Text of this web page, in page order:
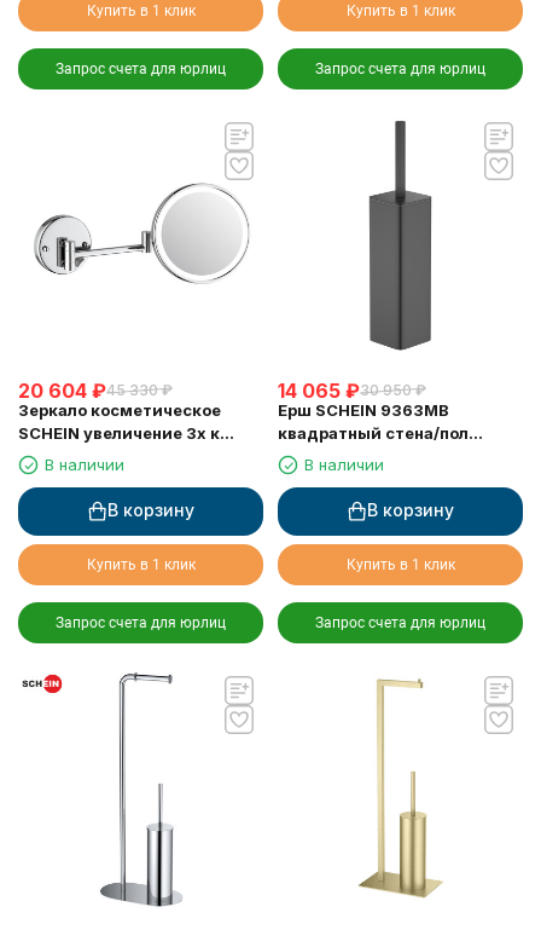
Купить в 1 клик
Запрос счета для юрлиц
Купить в 1 клик
Запрос счета для юрлиц
20 604 ₽45 330 ₽
Зеркало косметическое
SCHEIN увеличение 3х к
стене с подсветкой хром
(9346CH)
В наличии
В корзину
Купить в 1 клик
Запрос счета для юрлиц
14 065 ₽30 950 ₽
Ерш SCHEIN 9363MB
квадратный стена/пол
черныйВ наличии
В корзину
Купить в 1 клик
Запрос счета для юрлиц